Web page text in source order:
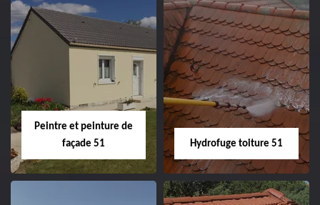
Peintre intérieur
Habillage planche
de rive 51
Peintre et peinture de
façade 51
Hydrofuge toiture 51